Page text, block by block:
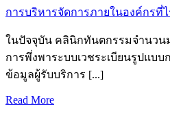
การบริหารจัดการภายในองค์กรที่
ในปัจจุบัน คลินิกทันตกรรมจำนวน
การพึ่งพาระบบเวชระเบียนรูปแบ
ข้อมูลผู้รับบริการ [...]
Read More